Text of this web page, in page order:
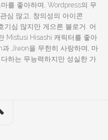
를 좋아하며, Wordpress의 무
심 많고, 창의성의 아이콘
기심 많지만 게으른 블로거. 어
Mistusi Hisashi 캐릭터를 좋아
Jiwon을 무한히 사랑하며, 마
하는 무능력하지만 성실한 가